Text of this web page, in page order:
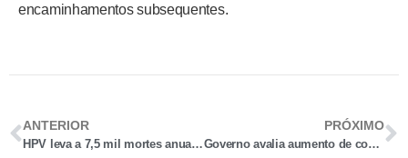
encaminhamentos subsequentes.
ANTERIOR
HPV leva a 7,5 mil mortes anuais por câncer no Brasil
PRÓXIMO
Governo avalia aumento de contratação pelo MEI com o fim da 6×1